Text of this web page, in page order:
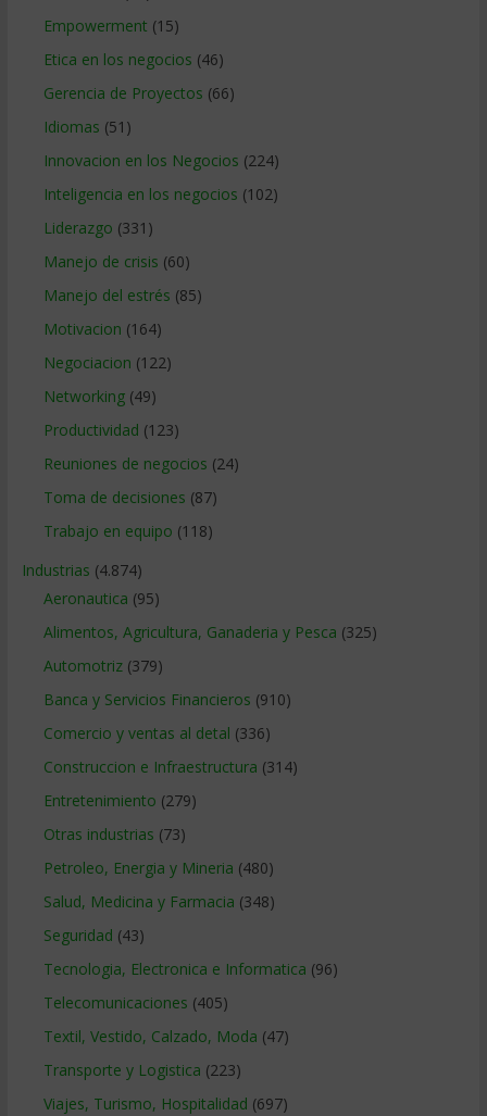
Empowerment (15)
Etica en los negocios (46)
Gerencia de Proyectos (66)
Idiomas (51)
Innovacion en los Negocios (224)
Inteligencia en los negocios (102)
Liderazgo (331)
Manejo de crisis (60)
Manejo del estrés (85)
Motivacion (164)
Negociacion (122)
Networking(49)
Productividad (123)
Reuniones de negocios (24)
Toma de decisiones (87)
Trabajo en equipo (118)
Industrias (4.874)
Aeronautica (95)
Alimentos, Agricultura, Ganaderia y Pesca (325)
Automotriz(379)
Banca y Servicios Financieros (910)
Comercio y ventas al detal (336)
Construccion e Infraestructura (314)
Entretenimiento (279)
Otras industrias (73)
Petroleo, Energia y Mineria (480)
Salud, Medicina y Farmacia (348)
Seguridad (43)
Tecnologia, Electronica e Informatica (96)
Telecomunicaciones (405)
Textil, Vestido, Calzado, Moda (47)
Transporte y Logistica (223)
Viajes, Turismo, Hospitalidad (697)